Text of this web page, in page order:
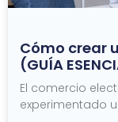
Cómo crear
(GUÍA
El comercio
experimentado